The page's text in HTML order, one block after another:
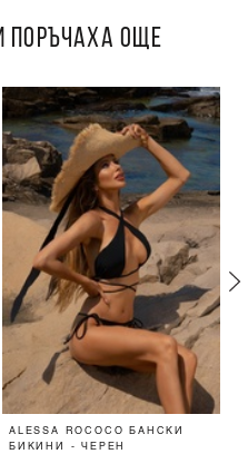
ПОРЪЧАХА ОЩЕ
ALESSA ROCOCO БАНСКИ
БИКИНИ - ЧЕРЕН